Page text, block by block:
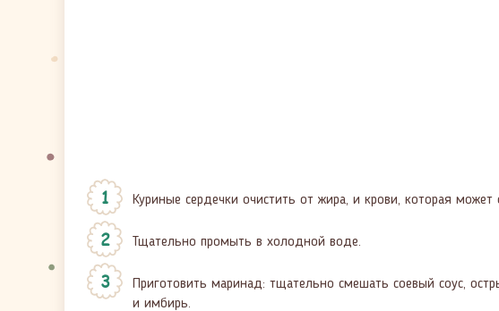
Куриные сердечки очистить от жира, и крови, которая может
Тщательно промыть в холодной воде.
Приготовить маринад: тщательно смешать соевый соус,
и имбирь.